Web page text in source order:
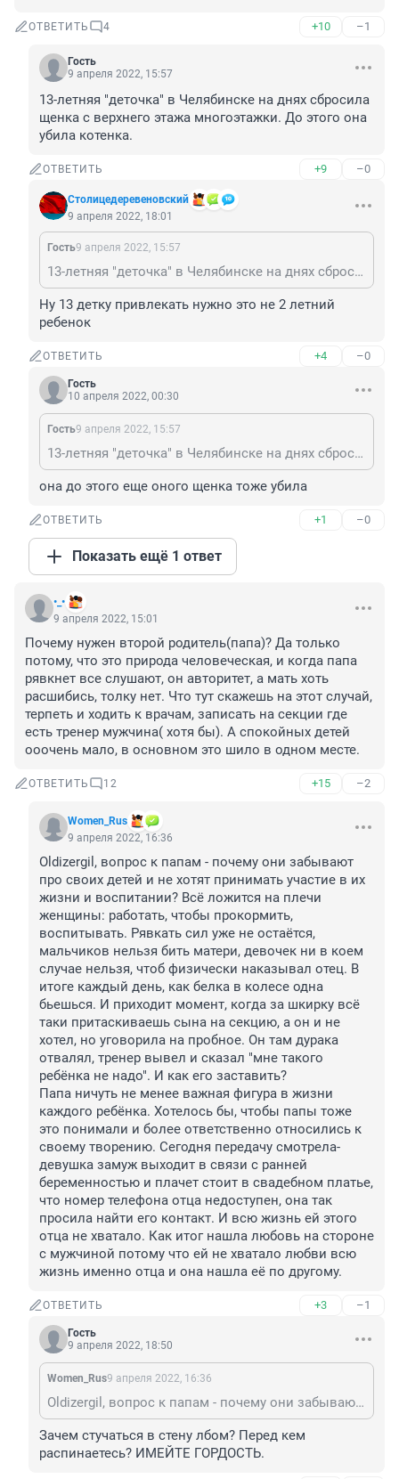
ОТВЕТИТЬ 4 +10 –1
Гость
9 апреля 2022, 15:57
13-летняя "деточка" в Челябинске на днях сбросила
щенка с верхнего этажа многоэтажки. До этого она
убила котенка.
ОТВЕТИТЬ +9 –0
Столицедеревеновский
9 апреля 2022, 18:01
Гость9 апреля 2022, 15:57
13-летняя "деточка" в Челябинске на днях сбросила щенка с верхнего этажа многоэтажки. До этого она убила котенка.
Ну 13 детку привлекать нужно это не 2 летний
ребенок
ОТВЕТИТЬ +4 –0
Гость
10 апреля 2022, 00:30
Гость9 апреля 2022, 15:57
13-летняя "деточка" в Челябинске на днях сбросила щенка с верхнего этажа многоэтажки. До этого она убила котенка.
она до этого еще оного щенка тоже убила
ОТВЕТИТЬ +1 –0
Показать ещё 1 ответ
•_•
9 апреля 2022, 15:01
Почему нужен второй родитель(папа)? Да только
потому, что это природа человеческая, и когда папа
рявкнет все слушают, он авторитет, а мать хоть
расшибись, толку нет. Что тут скажешь на этот случай,
терпеть и ходить к врачам, записать на секции где
есть тренер мужчина( хотя бы). А спокойных детей
ооочень мало, в основном это шило в одном месте.
ОТВЕТИТЬ 12 +15 –2
Women_Rus
9 апреля 2022, 16:36
Oldizergil, вопрос к папам - почему они забывают
про своих детей и не хотят принимать участие в их
жизни и воспитании? Всё ложится на плечи
женщины: работать, чтобы прокормить,
воспитывать. Рявкать сил уже не остаётся,
мальчиков нельзя бить матери, девочек ни в коем
случае нельзя, чтоб физически наказывал отец. В
итоге каждый день, как белка в колесе одна
бьешься. И приходит момент, когда за шкирку всё
таки притаскиваешь сына на секцию, а он и не
хотел, но уговорила на пробное. Он там дурака
отвалял, тренер вывел и сказал "мне такого
ребёнка не надо". И как его заставить?
Папа ничуть не менее важная фигура в жизни
каждого ребёнка. Хотелось бы, чтобы папы тоже
это понимали и более ответственно относились к
своему творению. Сегодня передачу смотрела-
девушка замуж выходит в связи с ранней
беременностью и плачет стоит в свадебном платье,
что номер телефона отца недоступен, она так
просила найти его контакт. И всю жизнь ей этого
отца не хватало. Как итог нашла любовь на стороне
с мужчиной потому что ей не хватало любви всю
жизнь именно отца и она нашла её по другому.
ОТВЕТИТЬ +3 –1
Гость
9 апреля 2022, 18:50
Women_Rus9 апреля 2022, 16:36
Oldizergil, вопрос к папам - почему они забывают про своих детей и не хотят принимать участие в их жизни и воспитании? Всё ложится на плечи женщины: работать, чтобы прокормить, воспитывать. Рявкать сил уже не остаётся, мальчиков нельзя бить матери, девочек ни в коем случае нельзя, чтоб физически наказывал отец. В итоге каждый день, как белка в колесе одна бьешься. И приходит момент, когда за шкирку всё таки притаскиваешь сына на секцию, а он и не хотел, но уговорила на пробное. Он там дурака отвалял, тренер вывел и сказал "мне такого ребёнка не надо". И как его заставить? Папа ничуть не менее важная фигура в жизни каждого ребёнка. Хотелось бы, чтобы папы тоже это понимали и более ответственно относились к своему творению. Сегодня передачу смотрела- девушка замуж выходит в связи с ранней беременностью и плачет стоит в свадебном платье, что номер телефона отца недоступен, она так просила найти его контакт. И всю жизнь ей этого отца не хватало. Как итог нашла любовь на стороне с мужчиной потому что ей не хватало любви всю жизнь именно отца и она нашла её по другому.
Зачем стучаться в стену лбом? Перед кем
распинаетесь? ИМЕЙТЕ ГОРДОСТЬ.